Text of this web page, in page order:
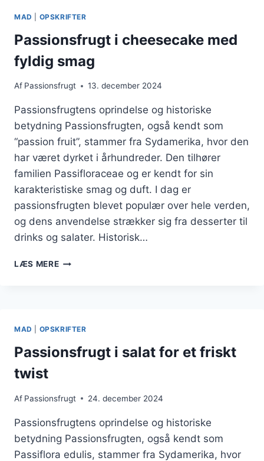
MAD OPSKRIFTER
Passionsfrugt i cheesecake med
fyldig smag
Af Passionsfrugt 13. december 2024
Passionsfrugtens oprindelse og historiske
betydning Passionsfrugten, også kendt som
“passion fruit”, stammer fra Sydamerika, hvor den
har været dyrket i århundreder. Den tilhører
familien Passifloraceae og er kendt for sin
karakteristiske smag og duft. I dag er
passionsfrugten blevet populær over hele verden,
og dens anvendelse strækker sig fra desserter til
drinks og salater. Historisk…
LÆS MEREPASSIONSFRUGT
MAD OPSKRIFTER
Passionsfrugt i salat for et friskt
twist
Af Passionsfrugt 24. december 2024
Passionsfrugtens oprindelse og historiske
betydning Passionsfrugten, også kendt som
Passiflora edulis, stammer fra Sydamerika, hvor